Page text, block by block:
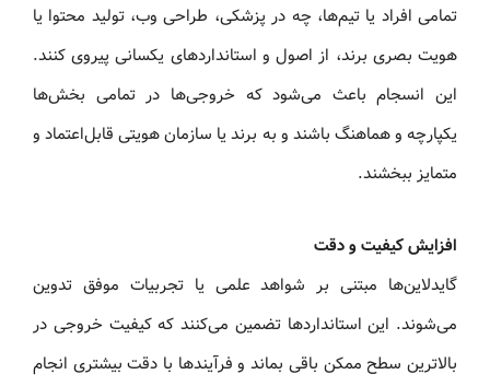
تمامی افراد یا تیم‌ها، چه در پزشکی، طراحی وب، تولید محتوا یا
هویت بصری برند، از اصول و استانداردهای یکسانی پیروی کنند.
این انسجام باعث می‌شود که خروجی‌ها در تمامی بخش‌ها
یکپارچه و هماهنگ باشند و به برند یا سازمان هویتی قابل‌اعتماد و
متمایز ببخشند.
افزایش کیفیت و دقت
گایدلاین‌ها مبتنی بر شواهد علمی یا تجربیات موفق تدوین
می‌شوند. این استانداردها تضمین می‌کنند که کیفیت خروجی در
بالاترین سطح ممکن باقی بماند و فرآیندها با دقت بیشتری انجام